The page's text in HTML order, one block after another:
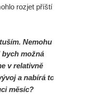
rozjet příští
Nemohu
možná
v relativně
a nabírá to
měsíc?